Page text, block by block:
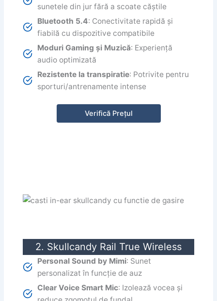
sunetele din jur fără a scoate căștile
Bluetooth 5.4: Conectivitate rapidă și
fiabilă cu dispozitive compatibile
Moduri Gaming și Muzică: Experiență
audio optimizată
Rezistente la transpiratie: Potrivite pentru
sporturi/antrenamente intense
Verifică Prețul
2. Skullcandy Rail True Wireless
Personal Sound by Mimi: Sunet
personalizat în funcție de auz
Clear Voice Smart Mic: Izolează vocea și